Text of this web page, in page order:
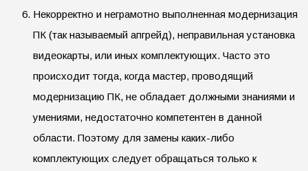
Некорректно и неграмотно выполненная модернизация
ПК (так называемый апгрейд), неправильная установка
видеокарты, или иных комплектующих. Часто это
происходит тогда, когда мастер, проводящий
модернизацию ПК, не обладает должными знаниями и
умениями, недостаточно компетентен в данной
области. Поэтому для замены каких-либо
комплектующих следует обращаться только к